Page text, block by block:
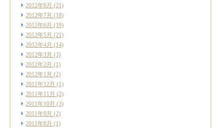
2012年8月 (21)
2012年7月 (18)
2012年6月 (19)
2012年5月 (21)
2012年4月 (14)
2012年3月 (3)
2012年2月 (1)
2012年1月 (2)
2011年12月 (1)
2011年11月 (2)
2011年10月 (3)
2011年9月 (2)
2011年8月 (1)